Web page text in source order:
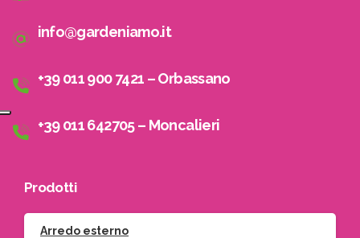
info@gardeniamo.it
+39 011 900 7421 – Orbassano
+39 011 642705 – Moncalieri
Prodotti
Arredo esterno